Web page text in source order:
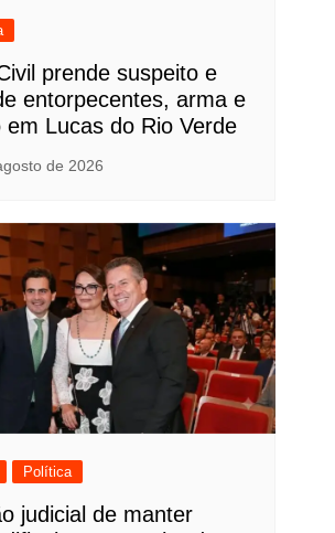
prende suspeito e
entorpecentes, arma e
em Lucas do Rio Verde
de 2026
Política
judicial de manter